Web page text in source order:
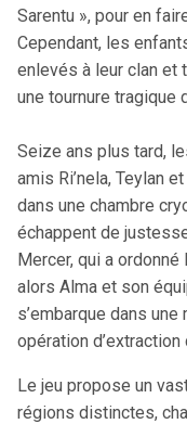
Sarentu », pour en
Cependant, les
enlevés à leur clan et
une tournure tragique
Seize ans plus tard,
amis Ri’nela, Teylan
dans une chambre
échappent de
Mercer, qui a
alors Alma et son
s’embarque dans
opération d’extraction
Le jeu propose un
régions distinctes,